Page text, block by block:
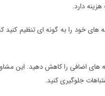
دارد.
های خود را به گونه ای تنظیم کنید
های اضافی را کاهش دهید. این
جلوگیری کنید.